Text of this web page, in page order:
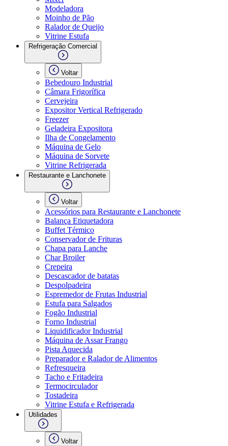
Modeladora
Moinho de Pão
Ralador de Queijo
Vitrine Estufa
Refrigeração Comercial
Voltar
Bebedouro Industrial
Câmara Frigorífica
Cervejeira
Expositor Vertical Refrigerado
Freezer
Geladeira Expositora
Ilha de Congelamento
Máquina de Gelo
Máquina de Sorvete
Vitrine Refrigerada
Restaurante e Lanchonete
Voltar
Acessórios para Restaurante e Lanchonete
Balança Etiquetadora
Buffet Térmico
Conservador de Frituras
Chapa para Lanche
Char Broiler
Crepeira
Descascador de batatas
Despolpadeira
Espremedor de Frutas Industrial
Estufa para Salgados
Fogão Industrial
Forno Industrial
Liquidificador Industrial
Máquina de Assar Frango
Pista Aquecida
Preparador e Ralador de Alimentos
Refresqueira
Tacho e Fritadeira
Termocirculador
Tostadeira
Vitrine Estufa e Refrigerada
Utilidades
Voltar